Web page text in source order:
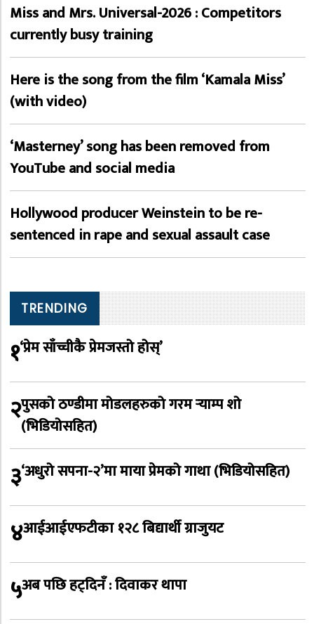
Miss and Mrs. Universal-2026 : Competitors
currently busy training
Here is the song from the film ‘Kamala Miss’
(with video)
‘Masterney’ song has been removed from
YouTube and social media
Hollywood producer Weinstein to be re-
sentenced in rape and sexual assault case
TRENDING
१‘प्रेम साँच्चीकै प्रेमजस्तो होस्’
२पुसको ठण्डीमा मोडलहरुको गरम र्‍याम्प शो
(भिडियोसहित)
३‘अधुरो सपना-२’मा माया प्रेमको गाथा (भिडियोसहित)
४आईआईएफटीका १२८ बिद्यार्थी ग्राजुयट
५अब पछि हट्दिनँ : दिवाकर थापा